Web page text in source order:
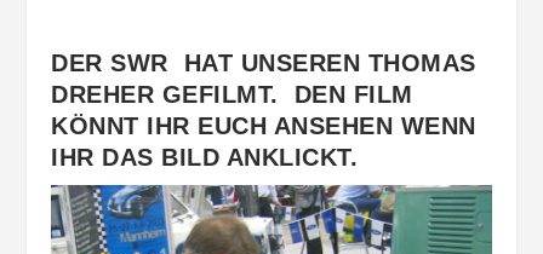
DER SWR HAT UNSEREN THOMAS
DREHER GEFILMT. DEN FILM
KÖNNT IHR EUCH ANSEHEN WENN
IHR DAS BILD ANKLICKT.